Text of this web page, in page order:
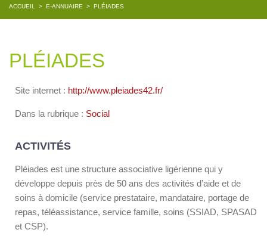
ACCUEIL > E-ANNUAIRE > PLÉIADES
PLÉIADES
Site internet : http://www.pleiades42.fr/
Dans la rubrique : Social
ACTIVITÉS
Pléiades est une structure associative ligérienne qui y
développe depuis près de 50 ans des activités d’aide et de
soins à domicile (service prestataire, mandataire, portage de
repas, téléassistance, service famille, soins (SSIAD, SPASAD
et CSP).